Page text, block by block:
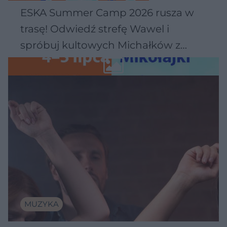
ESKA Summer Camp 2026 rusza w
trasę! Odwiedź strefę Wawel i
spróbuj kultowych Michałków z
Wawelu
MUZYKA